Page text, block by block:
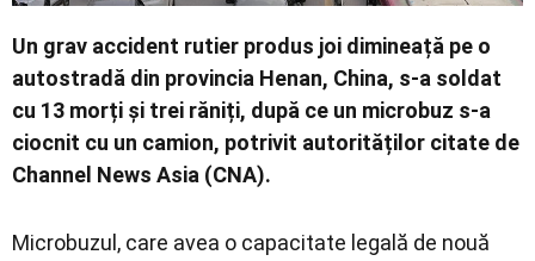
Un grav accident rutier produs joi dimineață pe o
autostradă din provincia Henan, China, s-a soldat
cu 13 morți și trei răniți, după ce un microbuz s-a
ciocnit cu un camion, potrivit autorităților citate de
Channel News Asia (CNA).
Microbuzul, care avea o capacitate legală de nouă